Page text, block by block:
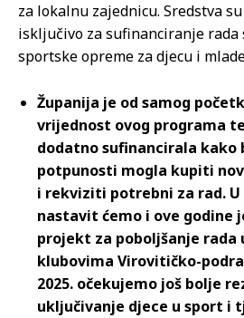
za lokalnu zajednicu. Sredstva
isključivo za sufinanciranje rada
sportske opreme za djecu i
Županija je od samog
vrijednost ovog programa
dodatno sufinancirala kako
potpunosti mogla kupiti
i rekviziti potrebni za rad.
nastavit ćemo i ove godine
projekt za poboljšanje rada
klubovima Virovitičko-
2025. očekujemo još bolje
uključivanje djece u sport i